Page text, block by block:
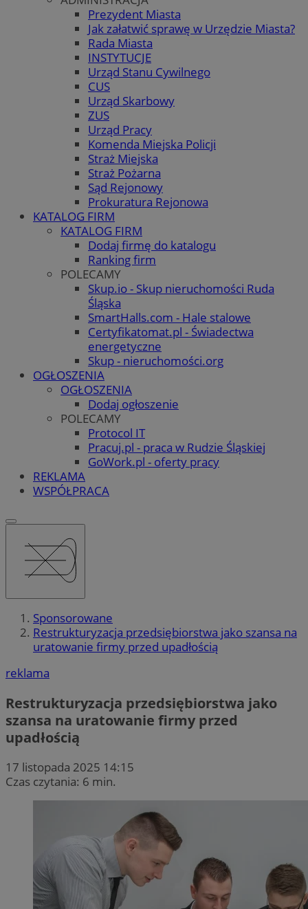
Prezydent Miasta
Jak załatwić sprawę w Urzędzie Miasta?
Rada Miasta
INSTYTUCJE
Urząd Stanu Cywilnego
CUS
Urząd Skarbowy
ZUS
Urząd Pracy
Komenda Miejska Policji
Straż Miejska
Straż Pożarna
Sąd Rejonowy
Prokuratura Rejonowa
KATALOG FIRM
KATALOG FIRM
Dodaj firmę do katalogu
Ranking firm
POLECAMY
Skup.io - Skup nieruchomości Ruda
Śląska
SmartHalls.com - Hale stalowe
Certyfikatomat.pl - Świadectwa
energetyczne
Skup - nieruchomości.org
OGŁOSZENIA
OGŁOSZENIA
Dodaj ogłoszenie
POLECAMY
Protocol IT
Pracuj.pl - praca w Rudzie Śląskiej
GoWork.pl - oferty pracy
REKLAMA
WSPÓŁPRACA
Sponsorowane
Restrukturyzacja przedsiębiorstwa jako szansa na
uratowanie firmy przed upadłością
reklama
Restrukturyzacja przedsiębiorstwa jako
szansa na uratowanie firmy przed
upadłością
17 listopada 2025 14:15
Czas czytania: 6 min.